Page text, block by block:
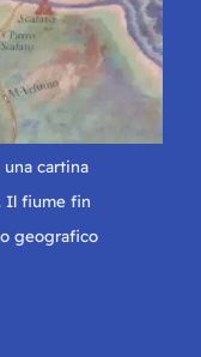
una cartina
Il fiume fin
geografico